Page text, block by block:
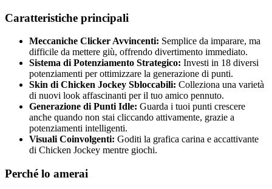
Caratteristiche principali
Meccaniche Clicker Avvincenti: Semplice da imparare, ma
difficile da mettere giù, offrendo divertimento immediato.
Sistema di Potenziamento Strategico: Investi in 18 diversi
potenziamenti per ottimizzare la generazione di punti.
Skin di Chicken Jockey Sbloccabili: Colleziona una varietà
di nuovi look affascinanti per il tuo amico pennuto.
Generazione di Punti Idle: Guarda i tuoi punti crescere
anche quando non stai cliccando attivamente, grazie a
potenziamenti intelligenti.
Visuali Coinvolgenti: Goditi la grafica carina e accattivante
di Chicken Jockey mentre giochi.
Perché lo amerai